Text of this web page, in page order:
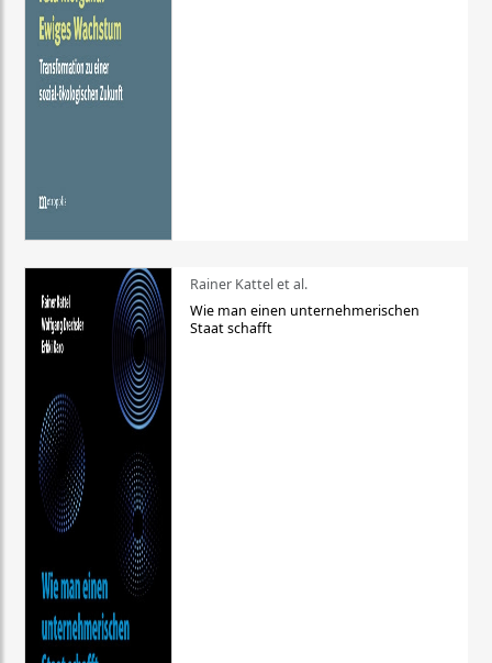
Rainer Kattel et al.
Wie man einen unternehmerischen
Staat schafft